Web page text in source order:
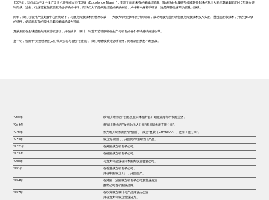
2009年，我们成功开发并量产次世代眼镜框材料“EX钛（Excellence Titan）”，实现了前所未有的佩戴舒适度。该材料由金属研究领域享誉全球的东北大学与夏蒙集团历时8年联合研
制而成。过去，行业普遍直接沿用其他领域的材料，而我们为了提供更舒适的佩戴体验，从材料本身着手研发，这是颠覆行业常识的重大突破。
同年，我们在福井产业支援中心的协助下，与激光焊接技术的世界权威——大阪大学经过5年的共同研发，成功将最先进的精密激光焊接技术投入实用。通过运用该技术，并结合EX钛
的特性，使前所未有的设计与柔和佩戴感成为可能。
夏蒙集团在全球范围内开展营销活动，并在技术、设计、制造工艺等眼镜框生产与销售的各个领域持续推进改革。
这一切，皆源于“为全世界的人们带来安心与喜悦”的初心。 我们将继续秉持全球视野，向着新的梦想不断挑战。
1956年 以“堀川制作所”的名义在日本福井县开始眼镜零部件制造业务。
1968年 将“堀川制作所”改组为法人公司“堀川制作所有限公司”。
1975年 作为堀川制作所的销售部门，成立“夏蒙（CHARMANT）股份有限公司”。
1981年 设立贸易部门，开始向代理商出口产品。
1982年 在美国成立销售子公司。
1987年 在德国成立销售子公司。
1990年 与意大利企业在日本国内设立合资公司。
1991年
在香港成立销售子公司，
并在中国设立工厂，开始生产。
1994年
在英国、法国设立销售子公司及营业分支，
推出公司首个国际品牌。
1997年
在欧洲设立设计与产品开发办公室，
并在意大利设立营业分支。